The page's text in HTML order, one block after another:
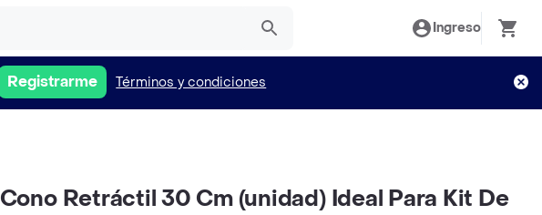
Ingreso
Registrarme Términos y condiciones
Cono Retráctil 30 Cm (unidad) Ideal Para Kit De